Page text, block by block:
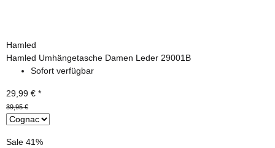
Hamled
Hamled Umhängetasche Damen Leder 29001B
Sofort verfügbar
29,99 € *
39,95 €
Sale 41%